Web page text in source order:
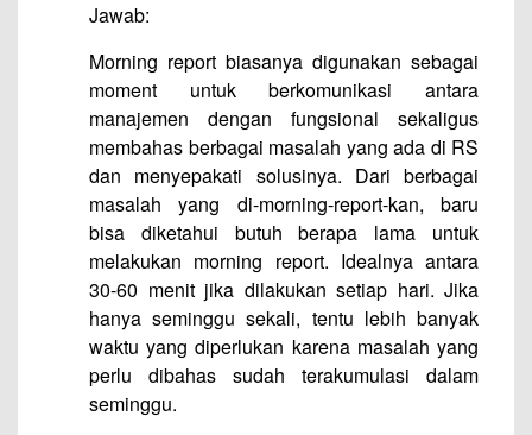
Jawab:
Morning report biasanya digunakan sebagai
moment untuk berkomunikasi antara
manajemen dengan fungsional sekaligus
membahas berbagai masalah yang ada di RS
dan menyepakati solusinya. Dari berbagai
masalah yang di-morning-report-kan, baru
bisa diketahui butuh berapa lama untuk
melakukan morning report. Idealnya antara
30-60 menit jika dilakukan setiap hari. Jika
hanya seminggu sekali, tentu lebih banyak
waktu yang diperlukan karena masalah yang
perlu dibahas sudah terakumulasi dalam
seminggu.